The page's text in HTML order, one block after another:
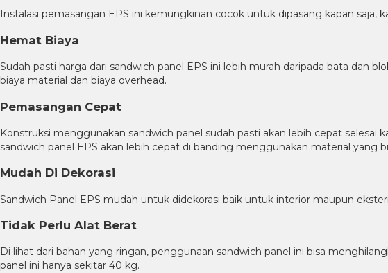
Instalasi pemasangan EPS ini kemungkinan cocok untuk dipasang kapan
Hemat Biaya
Sudah pasti harga dari sandwich panel EPS ini lebih murah daripada bata dan
biaya material dan biaya overhead.
Pemasangan Cepat
Konstruksi menggunakan sandwich panel sudah pasti akan lebih cepat
sandwich panel EPS akan lebih cepat di banding menggunakan material yang
Mudah Di Dekorasi
Sandwich Panel EPS mudah untuk didekorasi baik untuk interior maupun
Tidak Perlu Alat Berat
Di lihat dari bahan yang ringan, penggunaan sandwich panel ini bisa
panel ini hanya sekitar 40 kg.